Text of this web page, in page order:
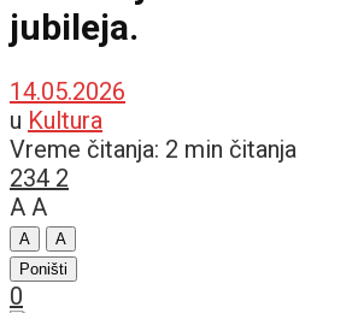
jubileja.
14.05.2026
u Kultura
Vreme čitanja: 2 min čitanja
234 2
A A
A
A
Poništi
0